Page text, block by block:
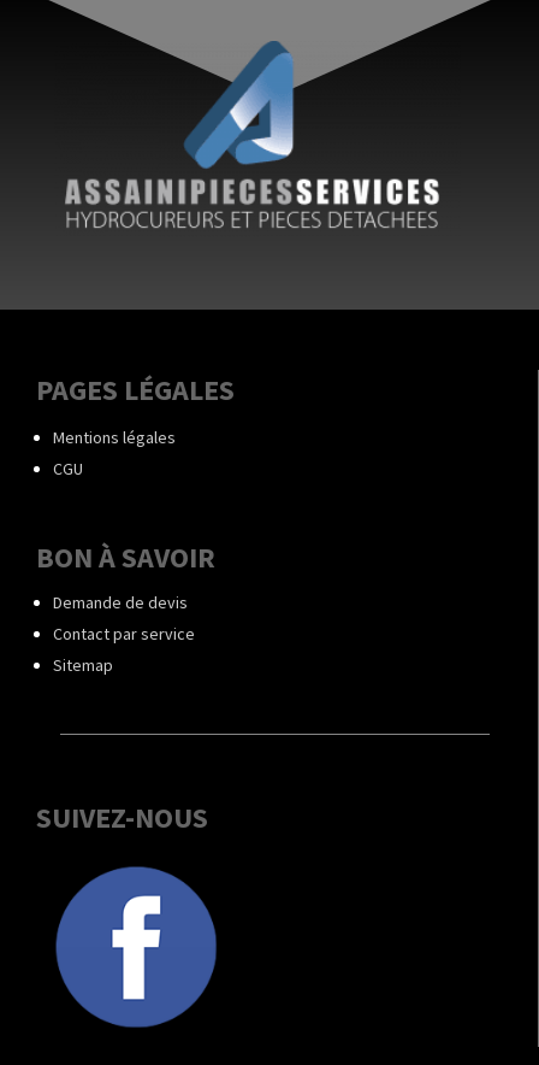
PAGES LÉGALES
Mentions légales
CGU
BON À SAVOIR
Demande de devis
Contact par service
Sitemap
SUIVEZ-NOUS